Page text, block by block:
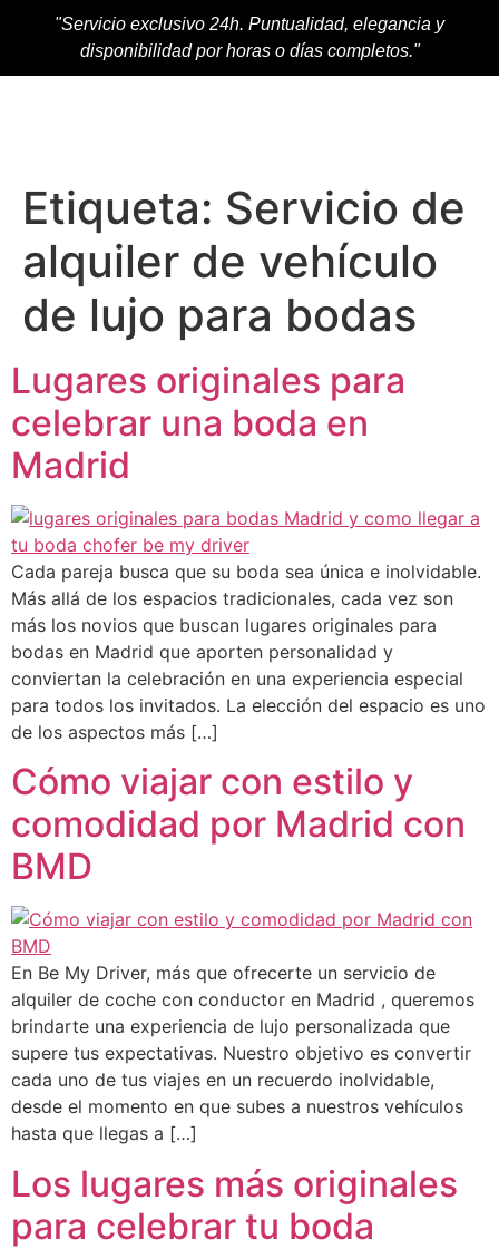
"Servicio exclusivo 24h. Puntualidad, elegancia y
disponibilidad por horas o días completos."
Etiqueta: Servicio de
alquiler de vehículo
de lujo para bodas
Lugares originales para
celebrar una boda en
Madrid
Cada pareja busca que su boda sea única e inolvidable.
Más allá de los espacios tradicionales, cada vez son
más los novios que buscan lugares originales para
bodas en Madrid que aporten personalidad y
conviertan la celebración en una experiencia especial
para todos los invitados. La elección del espacio es uno
de los aspectos más […]
Cómo viajar con estilo y
comodidad por Madrid con
BMD
En Be My Driver, más que ofrecerte un servicio de
alquiler de coche con conductor en Madrid , queremos
brindarte una experiencia de lujo personalizada que
supere tus expectativas. Nuestro objetivo es convertir
cada uno de tus viajes en un recuerdo inolvidable,
desde el momento en que subes a nuestros vehículos
hasta que llegas a […]
Los lugares más originales
para celebrar tu boda